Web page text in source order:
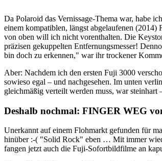
Da Polaroid das Vernissage-Thema war, habe
einem kompatiblen, längst abgelaufenen
von oben will ich nicht vorenthalten. Die
präzisen gekuppelten Entfernungsmesser!
bin doch zu erkennen," war ihr trockener
Aber: Nachdem ich den ersten Fuji 3000
sowieso egal ­– und nachgesehen. Im unten
gleichmäßig verteilt werden muss, war
Deshalb nochmal: FINGER WEG
Unerkannt auf einem Flohmarkt gefunden für
hinüber :-( "Solid Rock" eben … Mit immer
fangen jetzt auch die Fuji-Sofortbildfilme an